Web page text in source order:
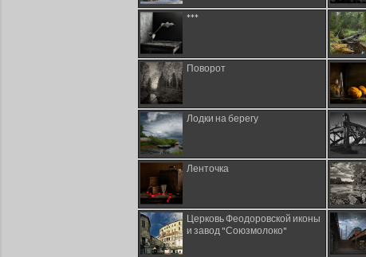
***
Поворот
Лодки на берегу
Ленточка
Церковь Феодоровской иконы
и завод "Союзмолоко"